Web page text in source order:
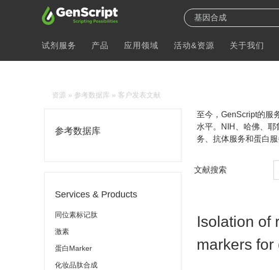
试剂服务 产品 应用领域 活动&资源 关于我们
资源 » 参考数据库 » 客户发表文献
参考数据库
Services & Products
同位素标记肽
激素
蛋白Marker
化妆品肽合成
至今，GenScript的服
水平。NIH、哈佛、
务、抗体服务和蛋白
文献搜索
Isolation of
markers